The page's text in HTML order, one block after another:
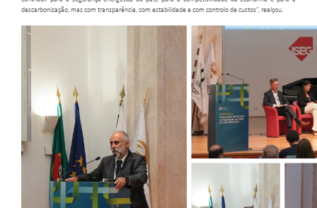
descarbonização, mas com transparência, com estabilidade e com controlo de custos”, realçou.